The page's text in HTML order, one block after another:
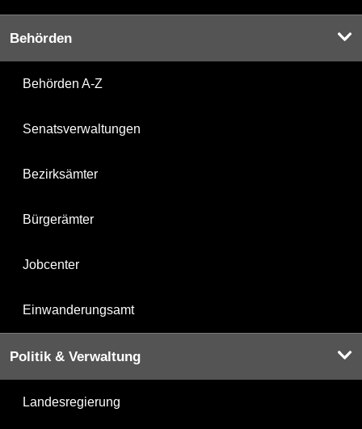
Behörden
Behörden A-Z
Senatsverwaltungen
Bezirksämter
Bürgerämter
Jobcenter
Einwanderungsamt
Politik & Verwaltung
Landesregierung